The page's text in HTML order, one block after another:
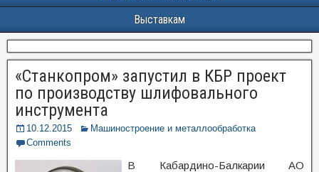
Выставкам
«Станкопром» запустил в КБР проект
по производству шлифовального
инструмента
10.12.2015
Машиностроение и металлообработка
Comments
В Кабардино-Балкарии АО